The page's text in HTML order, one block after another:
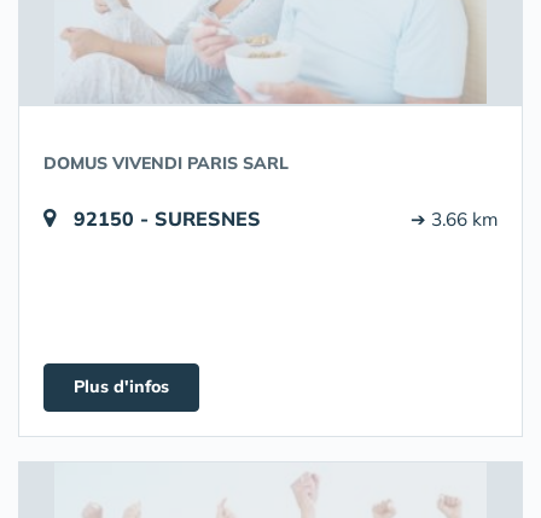
DOMUS VIVENDI PARIS SARL
92150 - SURESNES ➔ 3.66 km
Plus d'infos